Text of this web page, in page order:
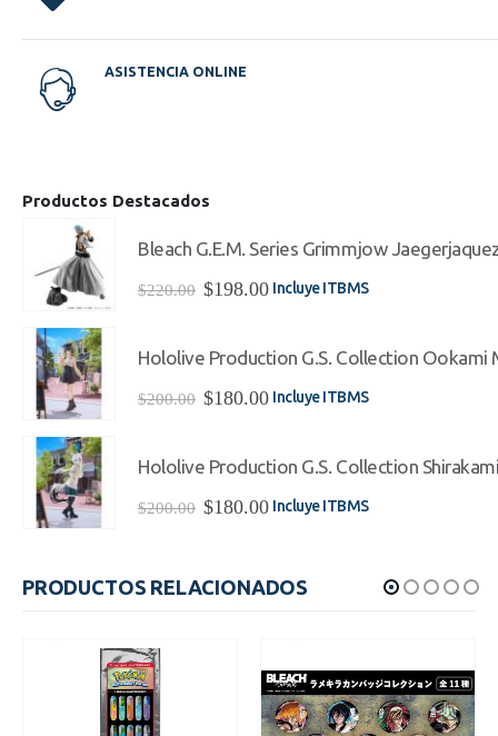
ASISTENCIA ONLINE
Productos Destacados
Bleach G.E.M. Series Grimmjow
$220.00 El
era:
$198.00El
es:
Incluye ITBMS
Hololive Production G.S. Collection Ookami
$200.00 El
era:
$180.00El
es:
Incluye ITBMS
Hololive Production G.S. Collection
$200.00 El
$200.00.
$180.00El
$180.00.
Incluye ITBMS
PRODUCTOS RELACIONADOS